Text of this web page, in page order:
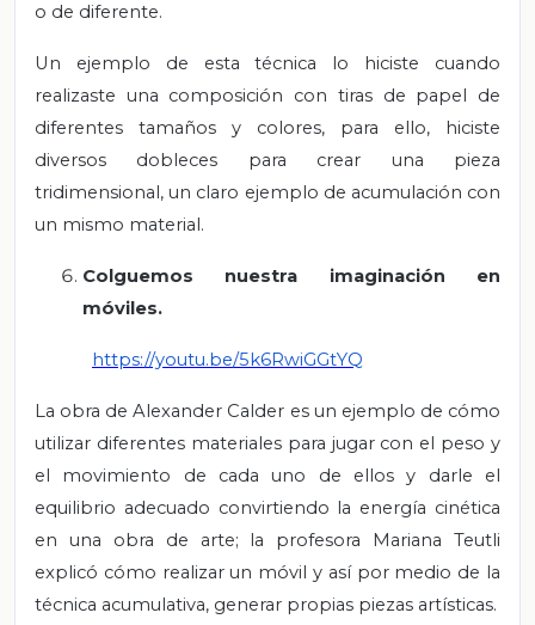
o de diferente.
Un ejemplo de esta técnica lo hiciste cuando
realizaste una composición con tiras de papel de
diferentes tamaños y colores, para ello, hiciste
diversos dobleces para crear una pieza
tridimensional, un claro ejemplo de acumulación con
un mismo material.
Colguemos nuestra imaginación en
móviles.
https://youtu.be/5k6RwiGGtYQ
La obra de Alexander Calder es un ejemplo de cómo
utilizar diferentes materiales para jugar con el peso y
el movimiento de cada uno de ellos y darle el
equilibrio adecuado convirtiendo la energía cinética
en una obra de arte; la profesora Mariana Teutli
explicó cómo realizar un móvil y así por medio de la
técnica acumulativa, generar propias piezas artísticas.